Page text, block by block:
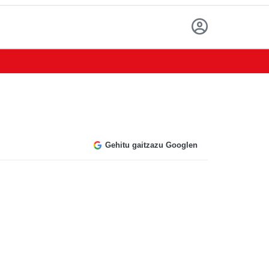
Gehitu gaitzazu Googlen